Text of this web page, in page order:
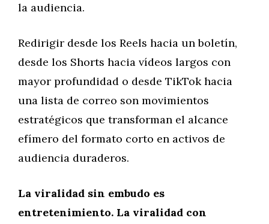
la audiencia.
Redirigir desde los Reels hacia un boletín,
desde los Shorts hacia vídeos largos con
mayor profundidad o desde TikTok hacia
una lista de correo son movimientos
estratégicos que transforman el alcance
efímero del formato corto en activos de
audiencia duraderos.
La viralidad sin embudo es
entretenimiento. La viralidad con